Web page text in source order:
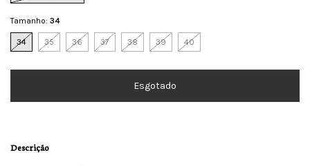
Tamanho: 34
34 35 36 37 38 39 40
Descrição